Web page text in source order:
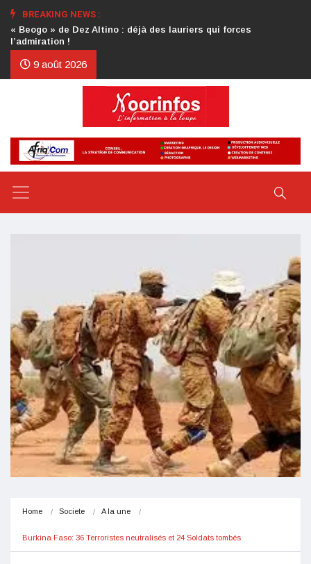
BREAKING NEWS :
Crise au CDP : l’authentification de la lettre du président
d’honneur toujours attendue
9 août 2026
Home Societe A la une
Burkina Faso: 36 Terroristes neutralisés et 24 Soldats tombés